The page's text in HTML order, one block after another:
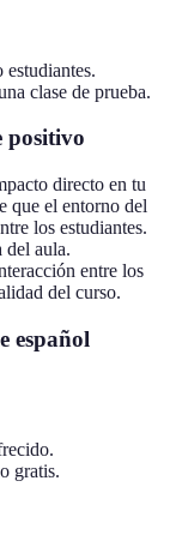
estudiantes.
clase de prueba.
positivo
directo en tu
que el entorno del
los estudiantes.
del aula.
entre los
del curso.
español
gratis.